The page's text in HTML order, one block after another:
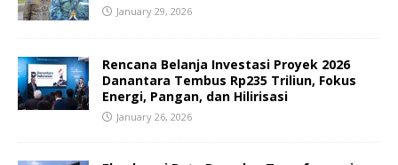
January 29, 2026
Rencana Belanja Investasi Proyek 2026
Danantara Tembus Rp235 Triliun, Fokus
Energi, Pangan, dan Hilirisasi
January 26, 2026